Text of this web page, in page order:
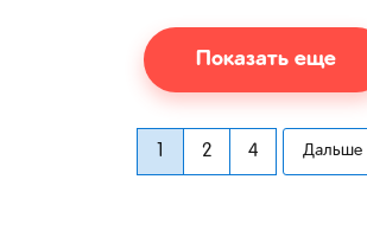
Показать еще
1 2 4 Дальше